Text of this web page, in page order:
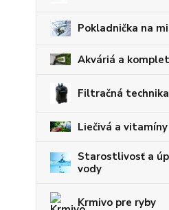
Pokladnička na
Akváriá a
Filtračná technika
Liečivá a vitamíny
Starostlivosť a
vody
Krmivo pre ryby